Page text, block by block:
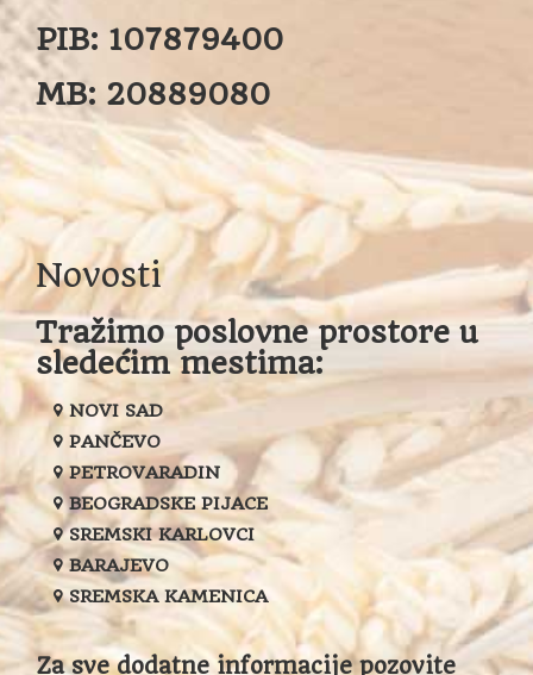
PIB: 107879400
MB: 20889080
Novosti
Tražimo poslovne prostore u
sledećim mestima:
NOVI SAD
PANČEVO
PETROVARADIN
BEOGRADSKE PIJACE
SREMSKI KARLOVCI
BARAJEVO
SREMSKA KAMENICA
Za sve dodatne informacije pozovite